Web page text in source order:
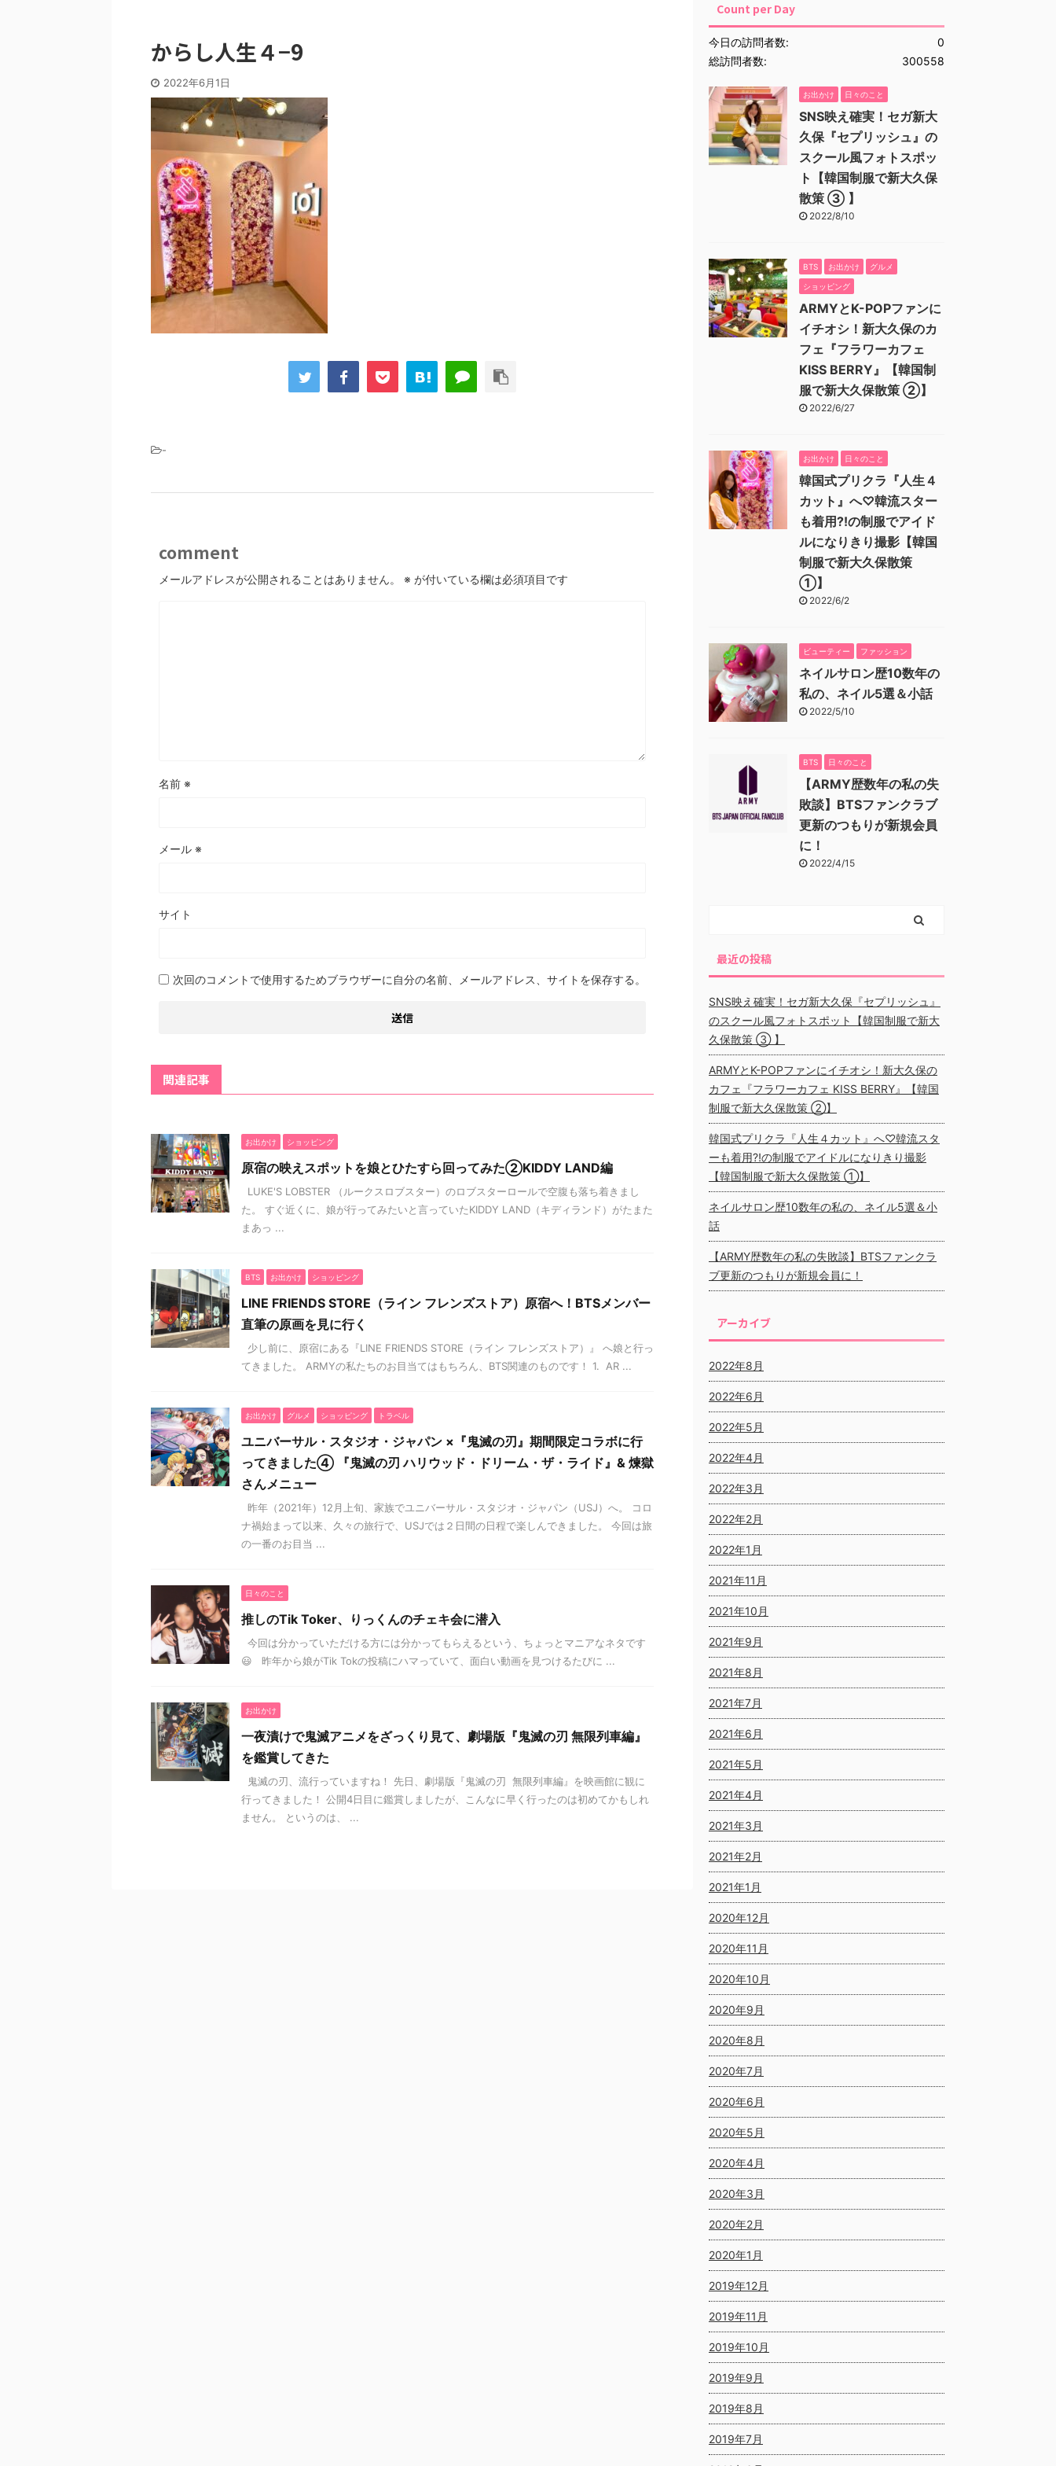
からし人生４−9
2022年6月1日
-
comment
メールアドレスが公開されることはありません。 ※ が付いている欄は必須項目です
名前 ※
メール ※
サイト
次回のコメントで使用するためブラウザーに自分の名前、メールアドレス、サイトを保存する。
関連記事
お出かけ ショッピング
原宿の映えスポットを娘とひたすら回ってみた②KIDDY LAND編
LUKE'S LOBSTER （ルークスロブスター）のロブスターロールで空腹も落ち着きまし
た。 すぐ近くに、娘が行ってみたいと言っていたKIDDY LAND（キディランド）がたまた
まあっ ...
BTS お出かけ ショッピング
LINE FRIENDS STORE（ライン フレンズストア）原宿へ！BTSメンバー
直筆の原画を見に行く
少し前に、原宿にある『LINE FRIENDS STORE（ライン フレンズストア）』 へ娘と行っ
てきました。 ARMYの私たちのお目当てはもちろん、BTS関連のものです！ 1. AR ...
お出かけ グルメ ショッピング トラベル
ユニバーサル・スタジオ・ジャパン ×『鬼滅の刃』期間限定コラボに行
ってきました④ 『鬼滅の刃 ハリウッド・ドリーム・ザ・ライド』& 煉獄
さんメニュー
昨年（2021年）12月上旬、家族でユニバーサル・スタジオ・ジャパン（USJ）へ。 コロ
ナ禍始まって以来、久々の旅行で、USJでは２日間の日程で楽しんできました。 今回は旅
の一番のお目当 ...
日々のこと
推しのTik Toker、りっくんのチェキ会に潜入
今回は分かっていただける方には分かってもらえるという、ちょっとマニアなネタです
😃 昨年から娘がTik Tokの投稿にハマっていて、面白い動画を見つけるたびに ...
お出かけ
一夜漬けで鬼滅アニメをざっくり見て、劇場版『鬼滅の刃 無限列車編』
を鑑賞してきた
鬼滅の刃、流行っていますね！ 先日、劇場版『鬼滅の刃 無限列車編』を映画館に観に
行ってきました！ 公開4日目に鑑賞しましたが、こんなに早く行ったのは初めてかもしれ
ません。 というのは、 ...
Count per Day
0
今日の訪問者数:
300558
総訪問者数:
お出かけ 日々のこと
SNS映え確実！セガ新大
久保『セプリッシュ』の
スクール風フォトスポッ
ト【韓国制服で新大久保
散策 ③ 】
2022/8/10
BTS お出かけ グルメ
ショッピング
ARMYとK-POPファンに
イチオシ！新大久保のカ
フェ『フラワーカフェ
KISS BERRY』【韓国制
服で新大久保散策 ②】
2022/6/27
お出かけ 日々のこと
韓国式プリクラ『人生４
カット』へ♡韓流スター
も着用⁈の制服でアイド
ルになりきり撮影【韓国
制服で新大久保散策
①】
2022/6/2
ビューティー ファッション
ネイルサロン歴10数年の
私の、ネイル5選＆小話
2022/5/10
BTS 日々のこと
【ARMY歴数年の私の失
敗談】BTSファンクラブ
更新のつもりが新規会員
に！
2022/4/15
最近の投稿
SNS映え確実！セガ新大久保『セプリッシュ』
のスクール風フォトスポット【韓国制服で新大
久保散策 ③ 】
ARMYとK-POPファンにイチオシ！新大久保の
カフェ『フラワーカフェ KISS BERRY』【韓国
制服で新大久保散策 ②】
韓国式プリクラ『人生４カット』へ♡韓流スタ
ーも着用⁈の制服でアイドルになりきり撮影
【韓国制服で新大久保散策 ①】
ネイルサロン歴10数年の私の、ネイル5選＆小
話
【ARMY歴数年の私の失敗談】BTSファンクラ
ブ更新のつもりが新規会員に！
アーカイブ
2022年8月
2022年6月
2022年5月
2022年4月
2022年3月
2022年2月
2022年1月
2021年11月
2021年10月
2021年9月
2021年8月
2021年7月
2021年6月
2021年5月
2021年4月
2021年3月
2021年2月
2021年1月
2020年12月
2020年11月
2020年10月
2020年9月
2020年8月
2020年7月
2020年6月
2020年5月
2020年4月
2020年3月
2020年2月
2020年1月
2019年12月
2019年11月
2019年10月
2019年9月
2019年8月
2019年7月